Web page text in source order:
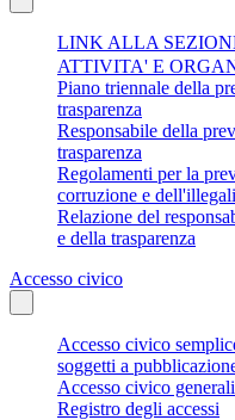
LINK ALLA
ATTIVITA' E
Piano triennale della
trasparenza
Responsabile della
trasparenza
Regolamenti per la
corruzione e
Relazione del
e della trasparenza
Accesso civico
Accesso civico
soggetti a
Accesso civico
Registro degli accessi